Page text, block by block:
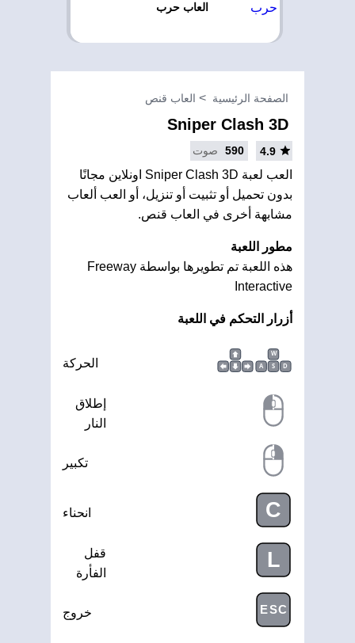
العاب حرب
الصفحة الرئيسية العاب قنص
Sniper Clash 3D
4.9
590 صوت
العب لعبة Sniper Clash 3D اونلاين مجانًا
بدون تحميل أو تثبيت أو تنزيل، أو العب ألعاب
مشابهة أخرى في العاب قنص.
مطور اللعبة
هذه اللعبة تم تطويرها بواسطة Freeway
Interactive
أزرار التحكم في اللعبة
W
A
S D الحركة
إطلاق
النار
تكبير
C انحناء
L
قفل
الفأرة
ESC خروج